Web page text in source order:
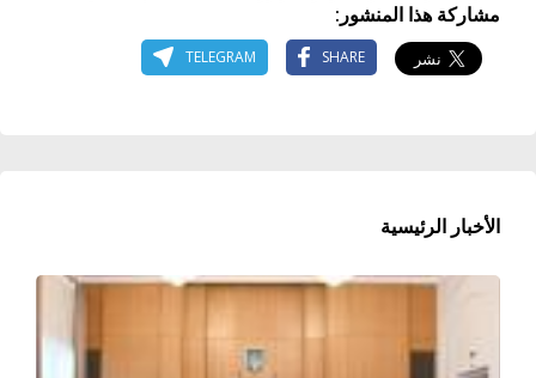
مشاركة هذا المنشور:
SHARE
TELEGRAM
الأخبار الرئيسية